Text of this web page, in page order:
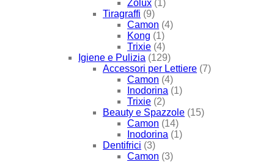
Zolux (1)
Tiragraffi (9)
Camon (4)
Kong (1)
Trixie (4)
Igiene e Pulizia (129)
Accessori per Lettiere (7)
Camon (4)
Inodorina (1)
Trixie (2)
Beauty e Spazzole (15)
Camon (14)
Inodorina (1)
Dentifrici (3)
Camon (3)